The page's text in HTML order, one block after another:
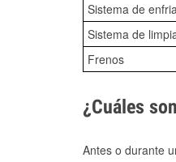
Sistema de
Sistema de
Frenos
¿Cuáles
Antes o durante